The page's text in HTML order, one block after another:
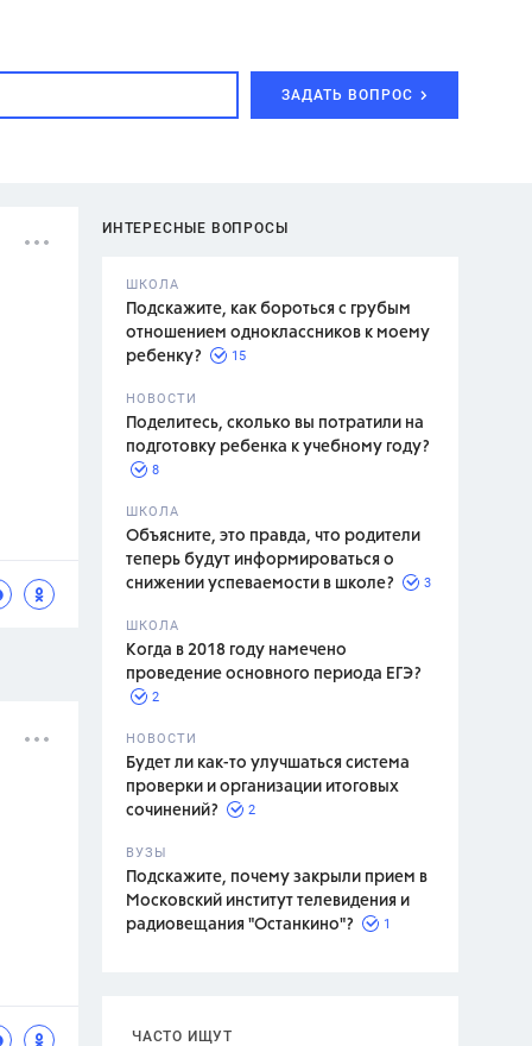
ЗАДАТЬ ВОПРОС
ИНТЕРЕСНЫЕ ВОПРОСЫ
ШКОЛА
Подскажите, как бороться с грубым
отношением одноклассников к моему
ребенку?
15
НОВОСТИ
Поделитесь, сколько вы потратили на
подготовку ребенка к учебному году?
8
ШКОЛА
Объясните, это правда, что родители
теперь будут информироваться о
снижении успеваемости в школе?
3
ШКОЛА
Когда в 2018 году намечено
проведение основного периода ЕГЭ?
2
НОВОСТИ
Будет ли как-то улучшаться система
проверки и организации итоговых
сочинений?
2
ВУЗЫ
Подскажите, почему закрыли прием в
Московский институт телевидения и
радиовещания "Останкино"?
1
ЧАСТО ИЩУТ